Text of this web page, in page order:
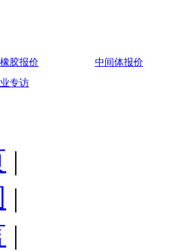
胶报价
中间体报价
专访
|
|
|